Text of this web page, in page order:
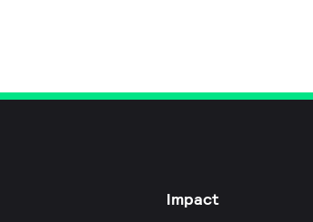
Impact